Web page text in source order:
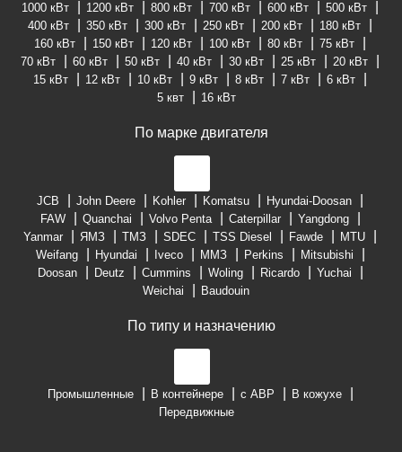
1000 кВт
1200 кВт 800 кВт 700 кВт 600 кВт
500 кВт
400 кВт
350 кВт 300 кВт 250 кВт 200 кВт
180 кВт
160 кВт
150 кВт 120 кВт 100 кВт 80 кВт
75 кВт
70 кВт
60 кВт 50 кВт 40 кВт 30 кВт 25 кВт
20 кВт
15 кВт
12 кВт 10 кВт 9 кВт 8 кВт 7 кВт
6 кВт
5 квт
16 кВт
По марке двигателя
JCB John Deere Kohler Komatsu
Hyundai-Doosan
FAW
Quanchai Volvo Penta Caterpillar
Yangdong
Yanmar
ЯМЗ ТМЗ SDEC TSS Diesel Fawde
MTU
Weifang
Hyundai Iveco ММЗ Perkins
Mitsubishi
Doosan
Deutz Cummins Woling Ricardo
Yuchai
Weichai
Baudouin
По типу и назначению
Промышленные В контейнере с АВР
В кожухе
Передвижные